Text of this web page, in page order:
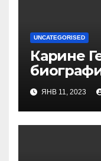
UNCATEGORISED
Карине
и факты
детали о
ЯНВ 11, 2023